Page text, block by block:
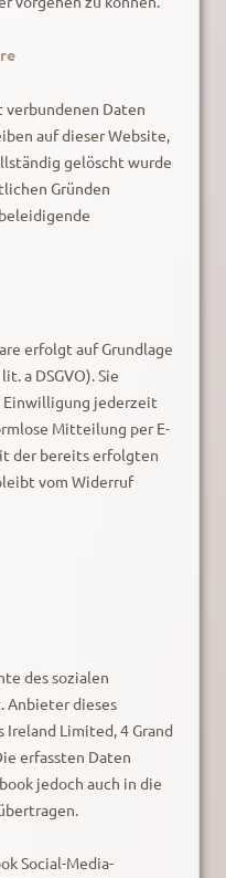
verbundenen Daten
auf dieser Website,
gelöscht wurde
Gründen
erfolgt auf Grundlage
a DSGVO). Sie
jederzeit
Mitteilung per E-
der bereits erfolgten
vom Widerruf
des sozialen
Anbieter dieses
Limited, 4 Grand
erfassten Daten
jedoch auch in die
Social-Media-